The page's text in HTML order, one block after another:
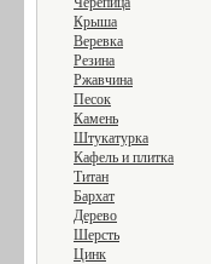
Крыша
Веревка
Резина
Ржавчина
Песок
Камень
Штукатурка
Кафель и плитка
Титан
Бархат
Дерево
Шерсть
Цинк